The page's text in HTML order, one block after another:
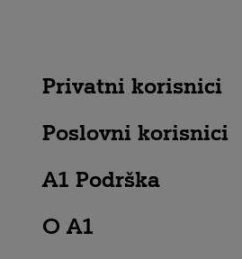
Privatni korisnici
Poslovni korisnici
A1 Podrška
O A1